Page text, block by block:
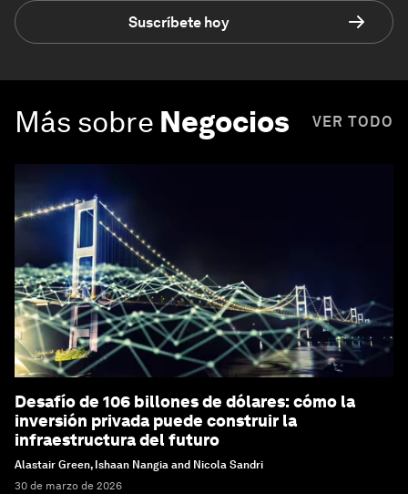
Suscríbete hoy
Más sobre Negocios VER TODO
Desafío de 106 billones de dólares: cómo la
inversión privada puede construir la
infraestructura del futuro
Alastair Green, Ishaan Nangia and Nicola Sandri
30 de marzo de 2026